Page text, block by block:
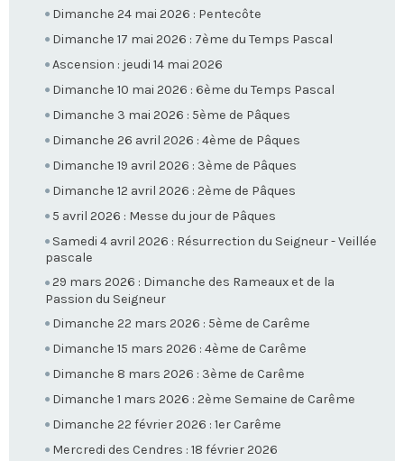
Dimanche 24 mai 2026 : Pentecôte
Dimanche 17 mai 2026 : 7ème du Temps Pascal
Ascension : jeudi 14 mai 2026
Dimanche 10 mai 2026 : 6ème du Temps Pascal
Dimanche 3 mai 2026 : 5ème de Pâques
Dimanche 26 avril 2026 : 4ème de Pâques
Dimanche 19 avril 2026 : 3ème de Pâques
Dimanche 12 avril 2026 : 2ème de Pâques
5 avril 2026 : Messe du jour de Pâques
Samedi 4 avril 2026 : Résurrection du Seigneur - Veillée
pascale
29 mars 2026 : Dimanche des Rameaux et de la
Passion du Seigneur
Dimanche 22 mars 2026 : 5ème de Carême
Dimanche 15 mars 2026 : 4ème de Carême
Dimanche 8 mars 2026 : 3ème de Carême
Dimanche 1 mars 2026 : 2ème Semaine de Carême
Dimanche 22 février 2026 : 1er Carême
Mercredi des Cendres : 18 février 2026